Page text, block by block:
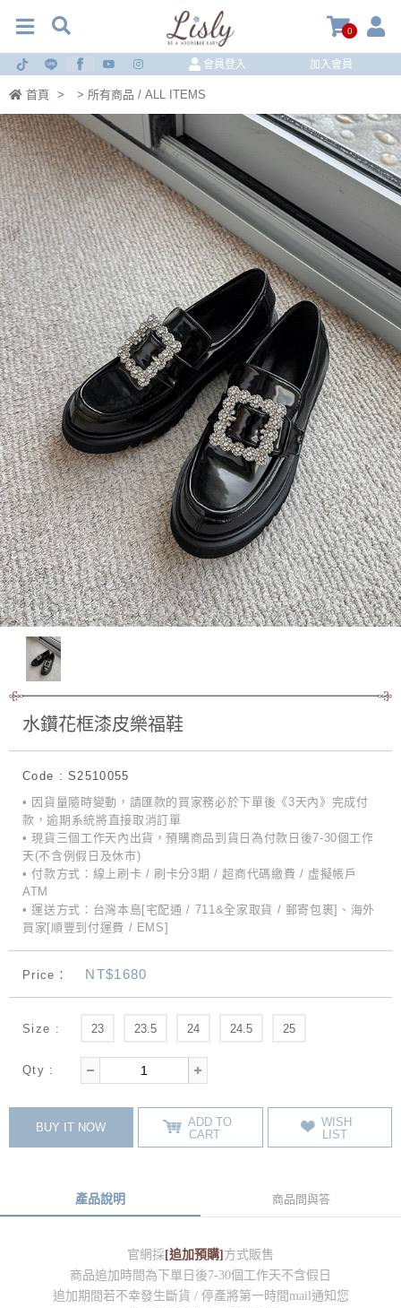
0
會員登入 加入會員
首頁 > > 所有商品 / ALL ITEMS
水鑽花框漆皮樂福鞋
Code : S2510055
• 因貨量隨時變動，請匯款的買家務必於下單後《3天內》完成付
款，逾期系統將直接取消訂單
• 現貨三個工作天內出貨，預購商品到貨日為付款日後7-30個工作
天(不含例假日及休市)
• 付款方式：線上刷卡 / 刷卡分3期 / 超商代碼繳費 / 虛擬帳戶
ATM
• 運送方式：台灣本島[宅配通 / 711&全家取貨 / 郵寄包裹]、海外
買家[順豐到付運費 / EMS]
Price： NT$1680
Size : 23 23.5 24 24.5 25
Qty :
BUY IT NOW
ADD TO
CART
WISH
LIST
產品說明 商品問與答
官網採[追加預購]方式販售
商品追加時間為下單日後7-30個工作天不含假日
追加期間若不幸發生斷貨 / 停產將第一時間mail通知您